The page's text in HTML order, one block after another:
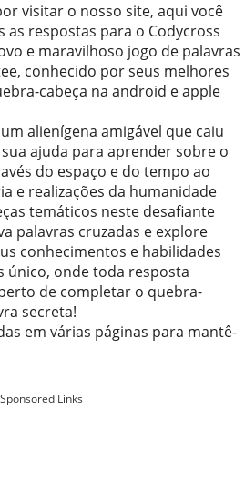
visitar o nosso site, aqui você
respostas para o Codycross
e maravilhoso jogo de palavras
conhecido por seus melhores
cabeça na android e apple
alienígena amigável que caiu
ajuda para aprender sobre o
do espaço e do tempo ao
e realizações da humanidade
temáticos neste desafiante
palavras cruzadas e explore
conhecimentos e habilidades
único, onde toda resposta
de completar o quebra-
secreta!
em várias páginas para mantê-
Sponsored Links